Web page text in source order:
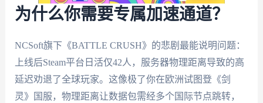
为什么你需要专属加速通道？
NCSoft旗下《BATTLE CRUSH》的悲剧最能说明问题：
上线后Steam平台日活仅42人，服务器物理距离导致的高
延迟劝退了全球玩家。这像极了你在欧洲试图登《剑
灵》国服，物理距离让数据包需经多个国际节点跳转，